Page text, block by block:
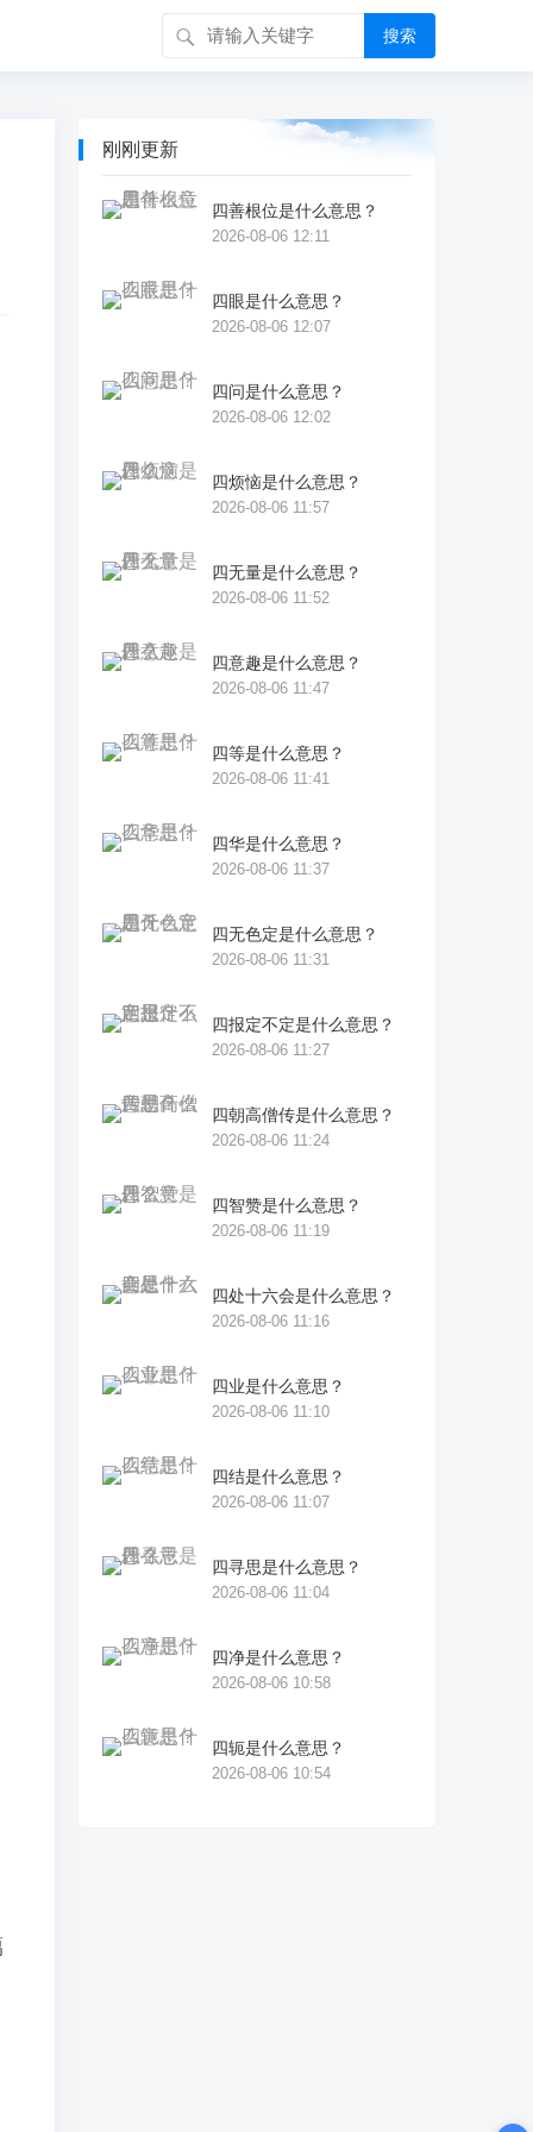
搜索
刚刚更新
四善根位是什么意思？
2026-08-06 12:11
四眼是什么意思？
2026-08-06 12:07
四问是什么意思？
2026-08-06 12:02
四烦恼是什么意思？
2026-08-06 11:57
四无量是什么意思？
2026-08-06 11:52
四意趣是什么意思？
2026-08-06 11:47
四等是什么意思？
2026-08-06 11:41
四华是什么意思？
2026-08-06 11:37
四无色定是什么意思？
2026-08-06 11:31
四报定不定是什么意思？
2026-08-06 11:27
四朝高僧传是什么意思？
2026-08-06 11:24
四智赞是什么意思？
2026-08-06 11:19
四处十六会是什么意思？
2026-08-06 11:16
四业是什么意思？
2026-08-06 11:10
四结是什么意思？
2026-08-06 11:07
四寻思是什么意思？
2026-08-06 11:04
四净是什么意思？
2026-08-06 10:58
四轭是什么意思？
2026-08-06 10:54